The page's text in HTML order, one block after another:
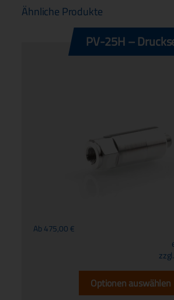
Ähnliche Produkte
PV-25H –
Ab475,00€
zzgl.
Optionen auswählen